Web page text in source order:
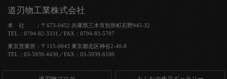
道刃物工業株式会社
本 社 ：〒673-0452 兵庫県三木市別所町石野945-32
TEL：0794-82-3331／FAX：0794-83-5707
東京営業所：〒115-0043 東京都北区神谷2-40-8
TEL：03-5939-4430／FAX：03-5939-6100